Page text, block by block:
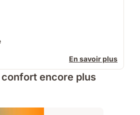
En savoir plus
encore plus